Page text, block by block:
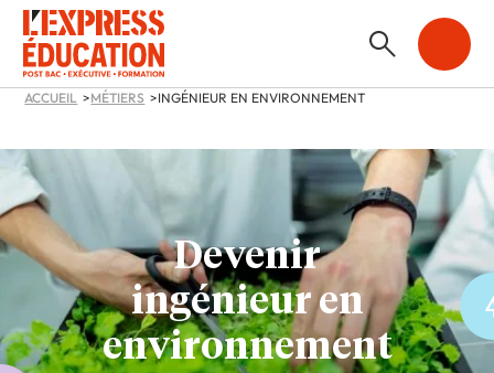
ACCUEIL MÉTIERS INGÉNIEUR EN ENVIRONNEMENT
Devenir
ingénieur en
environnement